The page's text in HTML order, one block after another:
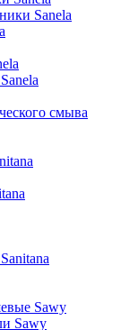
Sanela
смыва
Sawy
Sawy